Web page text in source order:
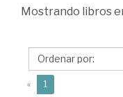
Heckner,
Mostrando libros
« 1